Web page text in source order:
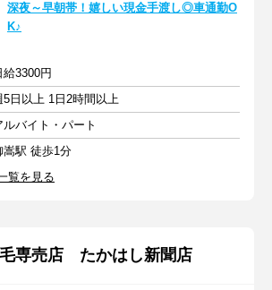
深夜～早朝帯！嬉しい現金手渡し◎車通勤O
K♪
給3300円
5日以上 1日2時間以上
ルバイト・パート
嵩駅 徒歩1分
覧を見る
専売店 たかはし新聞店